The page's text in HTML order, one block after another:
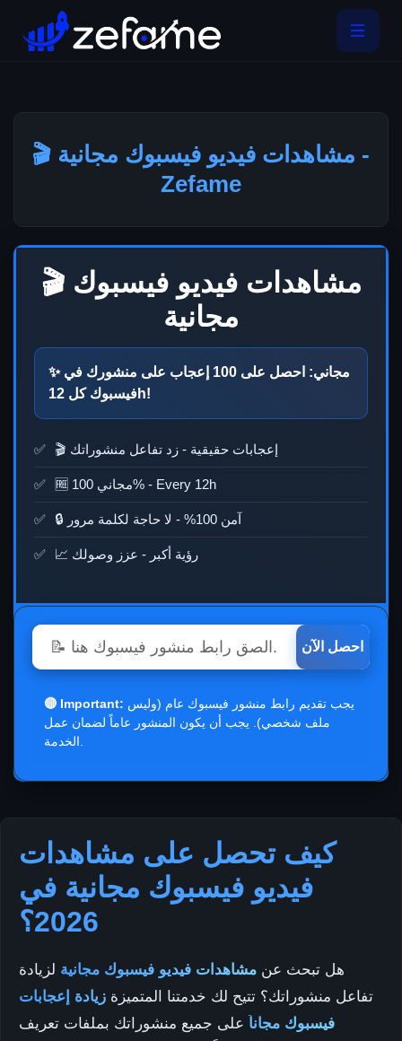
🎬 مشاهدات فيديو فيسبوك مجانية -
Zefame
🎬 مشاهدات فيديو فيسبوك
مجانية
✨ مجاني: احصل على 100 إعجاب على منشورك في
فيسبوك كل12h!
🎬 إعجابات حقيقية - زد تفاعل منشوراتك
🆓 مجاني 100% - Every 12h
🔒 آمن 100% - لا حاجة لكلمة مرور
📈 رؤية أكبر - عزز وصولك
احصل الآن
🔴 Important:
ملف شخصي). يجب أن يكون المنشور عاماً لضمان عمل
كيف تحصل على مشاهدات
فيديو فيسبوك مجانية في
2026؟
هل تبحث عن مشاهدات فيديو فيسبوك مجانية لزيادة
تفاعل منشوراتك؟ تتيح لك خدمتنا المتميزة زيادة إعجابات
فيسبوك مجاناً على جميع منشوراتك بملفات تعريف